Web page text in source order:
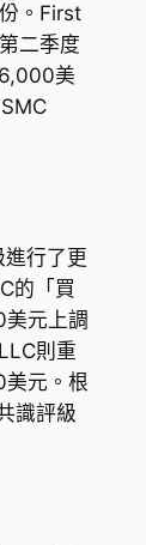
。First
二季度
美
行了更
的「買
元上調
則重
元。根
識評級